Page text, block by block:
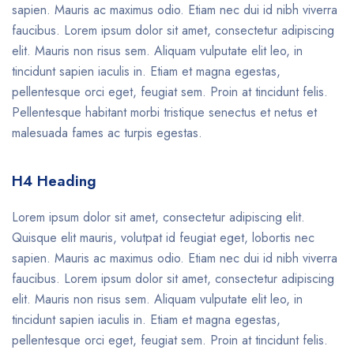
sapien. Mauris ac maximus odio. Etiam nec dui id nibh viverra
faucibus. Lorem ipsum dolor sit amet, consectetur adipiscing
elit. Mauris non risus sem. Aliquam vulputate elit leo, in
tincidunt sapien iaculis in. Etiam et magna egestas,
pellentesque orci eget, feugiat sem. Proin at tincidunt felis.
Pellentesque habitant morbi tristique senectus et netus et
malesuada fames ac turpis egestas.
H4 Heading
Lorem ipsum dolor sit amet, consectetur adipiscing elit.
Quisque elit mauris, volutpat id feugiat eget, lobortis nec
sapien. Mauris ac maximus odio. Etiam nec dui id nibh viverra
faucibus. Lorem ipsum dolor sit amet, consectetur adipiscing
elit. Mauris non risus sem. Aliquam vulputate elit leo, in
tincidunt sapien iaculis in. Etiam et magna egestas,
pellentesque orci eget, feugiat sem. Proin at tincidunt felis.